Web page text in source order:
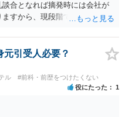
合となれば摘発時には会社が
すから、現段階で通報するこ
引受人必要？
ル #前科・前歴をつけたくない
役にたった 1